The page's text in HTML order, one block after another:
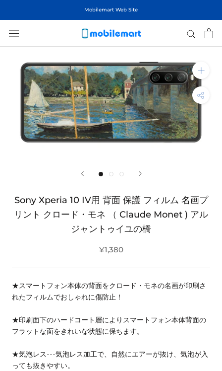
Mobilemart Web Site
Sony Xperia 10 IV用 背面 保護 フィルム 名画プ
リント クロード・モネ （ Claude Monet ) アル
ジャントゥイユの橋
¥1,380
★スマートフォン本体の背面をクロード・モネの名画が印刷さ
れたフィルムでおしゃれに傷防止！
★印刷面下のハードコート層によりスマートフォン本体背面の
フラットな面をきれいな状態に保ちます。
★気泡レス---気泡レス加工で、自然にエアーが抜け、気泡が入
っても抜きやすい。